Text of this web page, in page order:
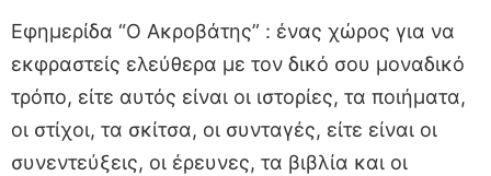
Εφημερίδα “Ο Ακροβάτης” : ένας χώρος για να
εκφραστείς ελεύθερα με τον δικό σου μοναδικό
τρόπο, είτε αυτός είναι οι ιστορίες, τα ποιήματα,
οι στίχοι, τα σκίτσα, οι συνταγές, είτε είναι οι
συνεντεύξεις, οι έρευνες, τα βιβλία και οι